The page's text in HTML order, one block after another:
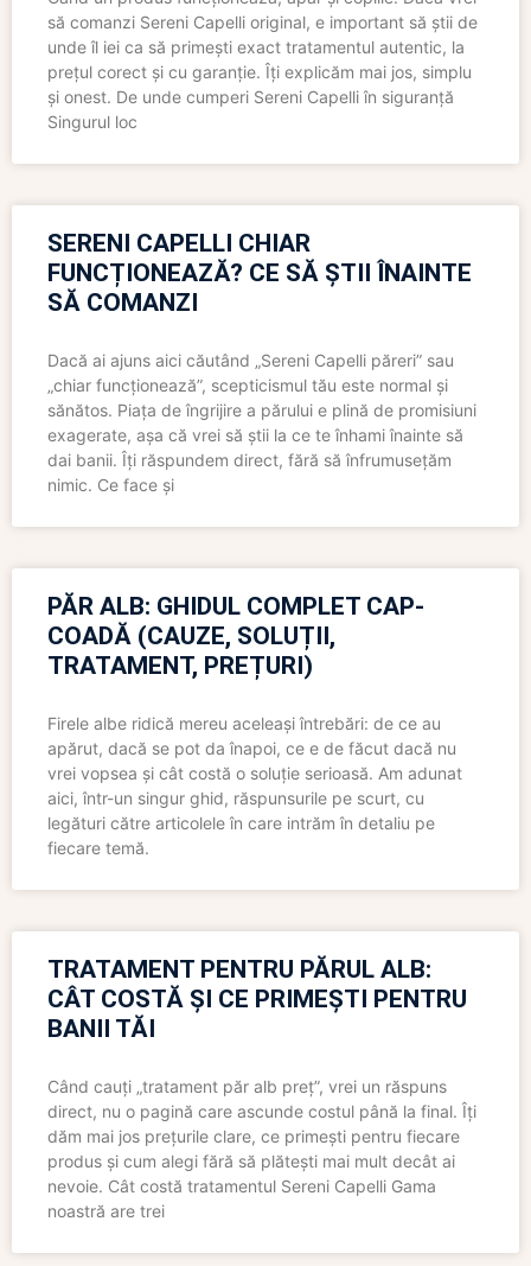
să comanzi Sereni Capelli original, e important să știi de
unde îl iei ca să primești exact tratamentul autentic, la
prețul corect și cu garanție. Îți explicăm mai jos, simplu
și onest. De unde cumperi Sereni Capelli în siguranță
Singurul loc
SERENI CAPELLI CHIAR
FUNCȚIONEAZĂ? CE SĂ ȘTII ÎNAINTE
SĂ COMANZI
Dacă ai ajuns aici căutând „Sereni Capelli păreri” sau
„chiar funcționează”, scepticismul tău este normal și
sănătos. Piața de îngrijire a părului e plină de promisiuni
exagerate, așa că vrei să știi la ce te înhami înainte să
dai banii. Îți răspundem direct, fără să înfrumusețăm
nimic. Ce face și
PĂR ALB: GHIDUL COMPLET CAP-
COADĂ (CAUZE, SOLUȚII,
TRATAMENT, PREȚURI)
Firele albe ridică mereu aceleași întrebări: de ce au
apărut, dacă se pot da înapoi, ce e de făcut dacă nu
vrei vopsea și cât costă o soluție serioasă. Am adunat
aici, într-un singur ghid, răspunsurile pe scurt, cu
legături către articolele în care intrăm în detaliu pe
fiecare temă.
TRATAMENT PENTRU PĂRUL ALB:
CÂT COSTĂ ȘI CE PRIMEȘTI PENTRU
BANII TĂI
Când cauți „tratament păr alb preț”, vrei un răspuns
direct, nu o pagină care ascunde costul până la final. Îți
dăm mai jos prețurile clare, ce primești pentru fiecare
produs și cum alegi fără să plătești mai mult decât ai
nevoie. Cât costă tratamentul Sereni Capelli Gama
noastră are trei